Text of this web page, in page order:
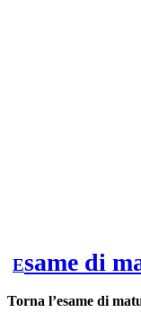
Esame di
Torna l’esame di